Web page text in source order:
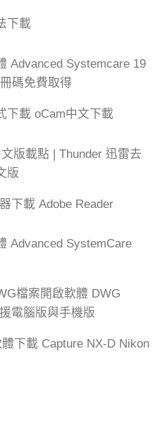
下載
Advanced Systemcare 19
碼免費取得
下載 oCam中文下載
版載點 | Thunder 迅雷去
版
下載 Adobe Reader
Advanced SystemCare
檔案開啟軟體 DWG
電腦版與手機版
下載 Capture NX-D Nikon